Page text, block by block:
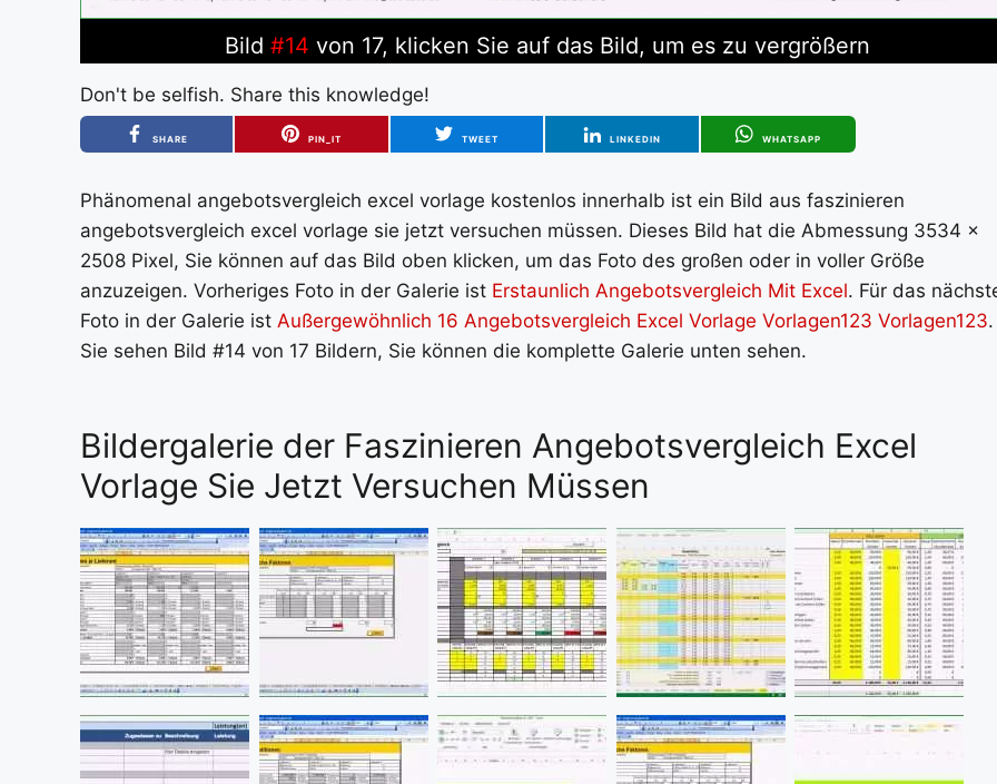
Bild #14 von 17, klicken Sie auf das Bild, um es zu vergrößern
Don't be selfish. Share this knowledge!
SHARE PIN_IT TWEET LINKEDIN WHATSAPP
Phänomenal angebotsvergleich excel vorlage kostenlos innerhalb ist ein Bild aus faszinieren
angebotsvergleich excel vorlage sie jetzt versuchen müssen. Dieses Bild hat die Abmessung 3534 x
2508 Pixel, Sie können auf das Bild oben klicken, um das Foto des großen oder in voller Größe
anzuzeigen. Vorheriges Foto in der Galerie ist Erstaunlich Angebotsvergleich Mit Excel. Für das
Foto in der Galerie ist Außergewöhnlich 16 Angebotsvergleich Excel Vorlage Vorlagen123 Vorlagen123.
Sie sehen Bild #14 von 17 Bildern, Sie können die komplette Galerie unten sehen.
Bildergalerie der Faszinieren Angebotsvergleich Excel
Vorlage Sie Jetzt Versuchen Müssen